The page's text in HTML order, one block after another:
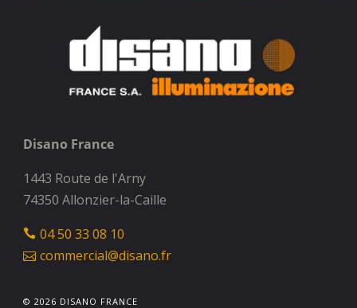
Disano France
1443 Route de l'Arny
74350 Allonzier-la-Caille
04 50 33 08 10
commercial@disano.fr
© 2026 DISANO FRANCE